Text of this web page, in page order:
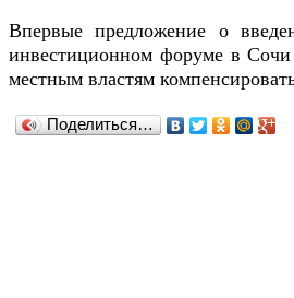
Впервые предложение о
инвестиционном форуме в Сочи
местным властям
Поделиться…